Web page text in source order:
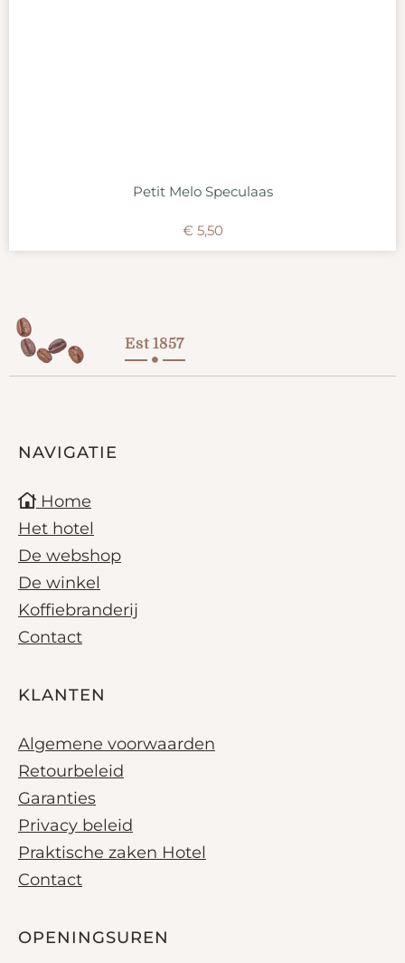
Petit Melo Speculaas
€ 5,50
Est 1857
NAVIGATIE
Home
Het hotel
De webshop
De winkel
Koffiebranderij
Contact
KLANTEN
Algemene voorwaarden
Retourbeleid
Garanties
Privacy beleid
Praktische zaken Hotel
Contact
OPENINGSUREN